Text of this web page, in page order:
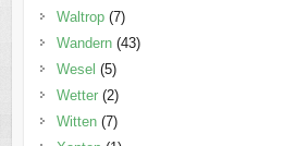
Waltrop(7)
Wandern(43)
Wesel (5)
Wetter(2)
Witten(7)